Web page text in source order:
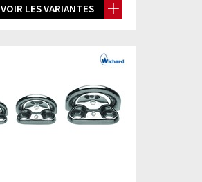
VOIR LES VARIANTES